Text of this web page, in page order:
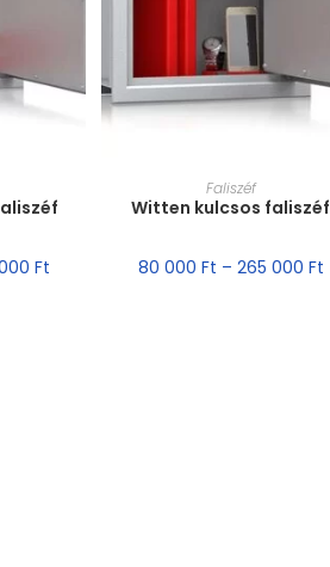
Ft
MÉRET VÁLASZTÁSA
Faliszéf
Witten kulcsos faliszéf
80 000 Ft – 265 000 Ft